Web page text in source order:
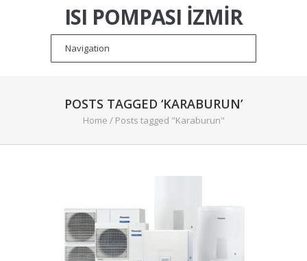
ISI POMPASI İZMIR
POSTS TAGGED ‘KARABURUN’
Home / Posts tagged "Karaburun"